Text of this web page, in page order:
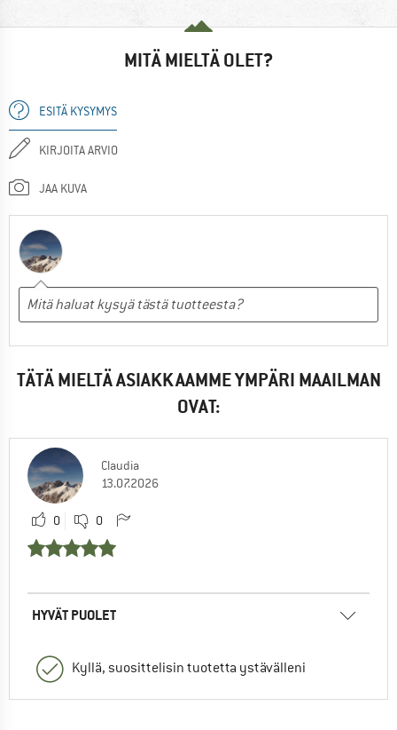
MITÄ MIELTÄ OLET?
ESITÄ KYSYMYS
KIRJOITA ARVIO
JAA KUVA
TÄTÄ MIELTÄ ASIAKKAAMME YMPÄRI MAAILMAN
OVAT:
Claudia
13.07.2026
0 0
HYVÄT PUOLET
Kyllä, suosittelisin tuotetta ystävälleni